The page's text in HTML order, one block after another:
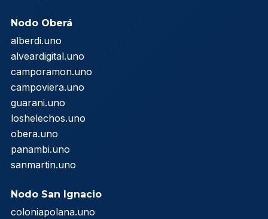
Nodo Oberá
alberdi.uno
alveardigital.uno
camporamon.uno
campoviera.uno
guarani.uno
loshelechos.uno
obera.uno
panambi.uno
sanmartin.uno
Nodo San Ignacio
coloniapolana.uno